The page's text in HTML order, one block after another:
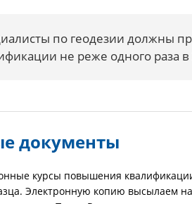
по геодезии должны
не реже одного раза в
документы
курсы повышения
Электронную копию высылаем